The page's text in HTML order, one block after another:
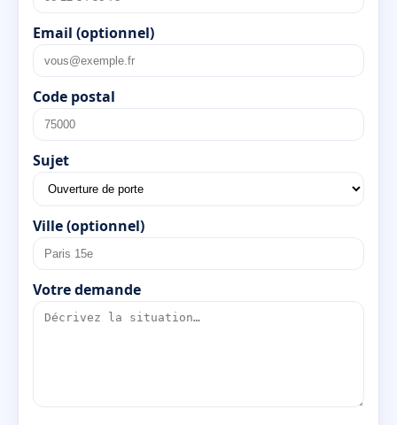
Email (optionnel)
Code postal
Sujet
Ville (optionnel)
Votre demande